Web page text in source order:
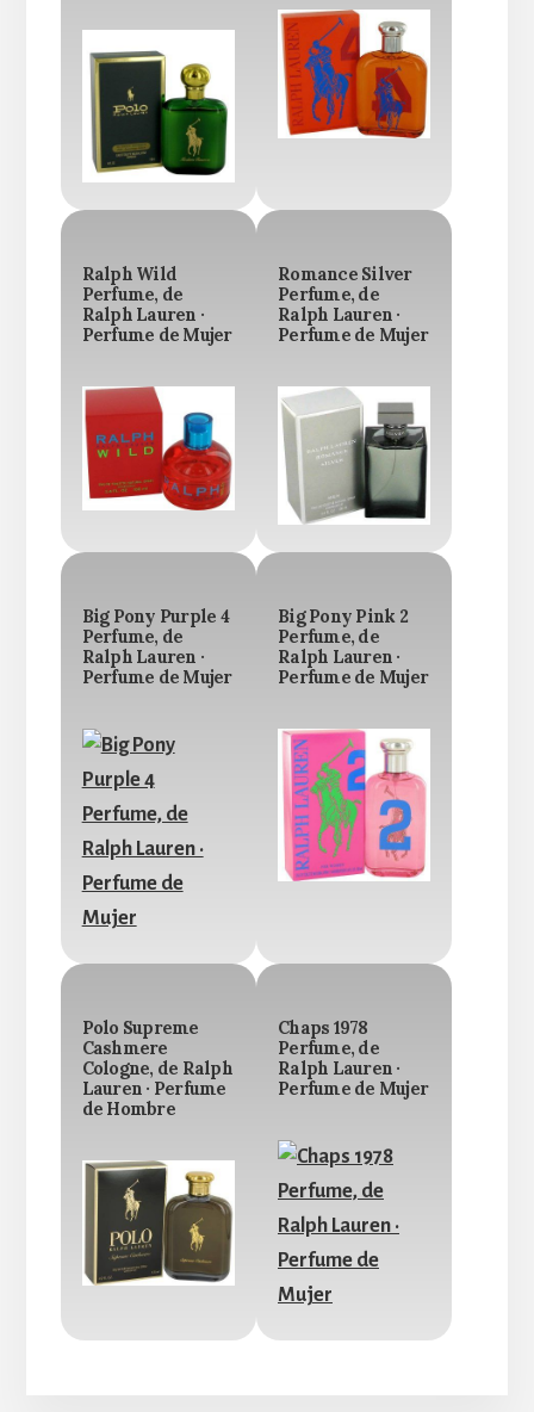
Ralph Wild
Perfume, de
Ralph Lauren ·
Perfume de Mujer
Romance Silver
Perfume, de
Ralph Lauren ·
Perfume de Mujer
Big Pony Purple 4
Perfume, de
Ralph Lauren ·
Perfume de Mujer
Big Pony Pink 2
Perfume, de
Ralph Lauren ·
Perfume de Mujer
Polo Supreme
Cashmere
Cologne, de Ralph
Lauren · Perfume
de Hombre
Chaps 1978
Perfume, de
Ralph Lauren ·
Perfume de Mujer